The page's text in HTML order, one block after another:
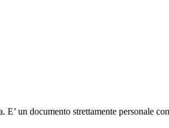
un documento strettamente personale